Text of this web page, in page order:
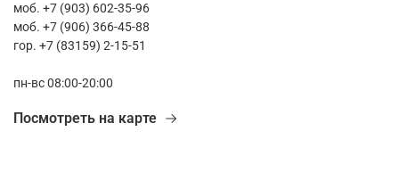
моб. +7 (903) 602-35-96
моб. +7 (906) 366-45-88
гор. +7 (83159) 2-15-51
пн-вс 08:00-20:00
Посмотреть на карте